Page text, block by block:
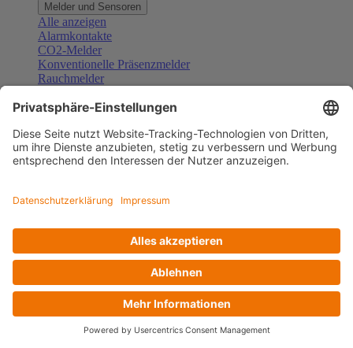
Melder und Sensoren
Alle anzeigen
Alarmkontakte
CO2-Melder
Konventionelle Präsenzmelder
Rauchmelder
Gefahrenmelder
Türsprechanlagen
Alle anzeigen
Außenstationen
Klingeltaster und Gongs
Sprechanlagen-Sets
Zubehör Türkommunikation
Videoüberwachung
Zubehör Videoüberwachung
Alle anzeigen